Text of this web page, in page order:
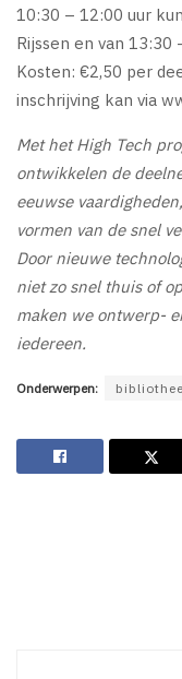
10:30 – 12:00 uur
Rijssen en van 13:30
Kosten: €2,50 per
inschrijving kan via
Met het High Tech
ontwikkelen de
eeuwse
vormen van de snel
Door nieuwe
niet zo snel thuis of
maken we ontwerp-
iedereen.
Onderwerpen: